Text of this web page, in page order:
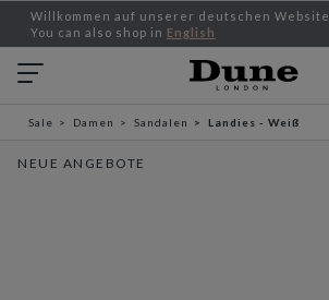
Willkommen auf unserer deutschen Website.
You can also shop in English
Sale Damen Sandalen Landies - Weiß
NEUE ANGEBOTE